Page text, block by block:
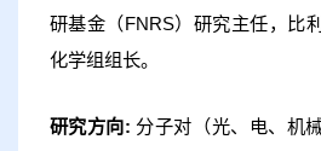
研基金（FNRS）研究主任，比
化学组组长。
研究方向: 分子对（光、电、机